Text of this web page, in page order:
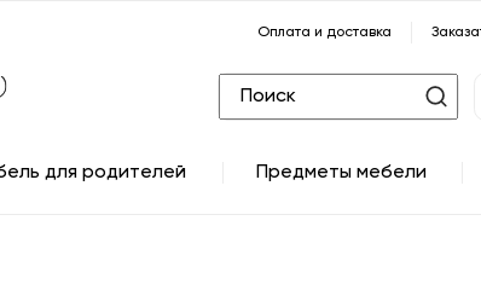
Оплата и доставка
для родителей Предметы мебели